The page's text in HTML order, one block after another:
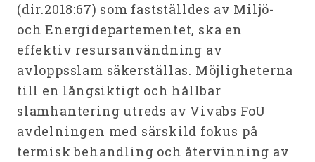
(dir.2018:67) som fastställdes av Miljö-
och Energidepartementet, ska en
effektiv resursanvändning av
avloppsslam säkerställas. Möjligheterna
till en långsiktigt och hållbar
slamhantering utreds av Vivabs FoU
avdelningen med särskild fokus på
termisk behandling och återvinning av